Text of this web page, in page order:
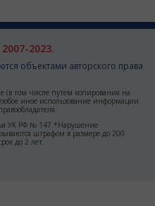
2023.
объектами авторского права
(в том числе путем копирования на
иное использование информации
УК РФ № 147 *Нарушение
штрафом в размере до 200
до 2 лет.